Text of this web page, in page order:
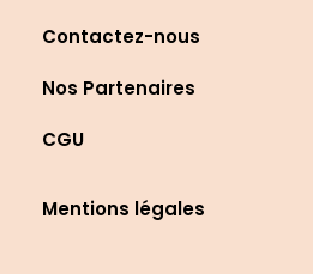
Contactez-nous
Nos Partenaires
CGU
Mentions légales